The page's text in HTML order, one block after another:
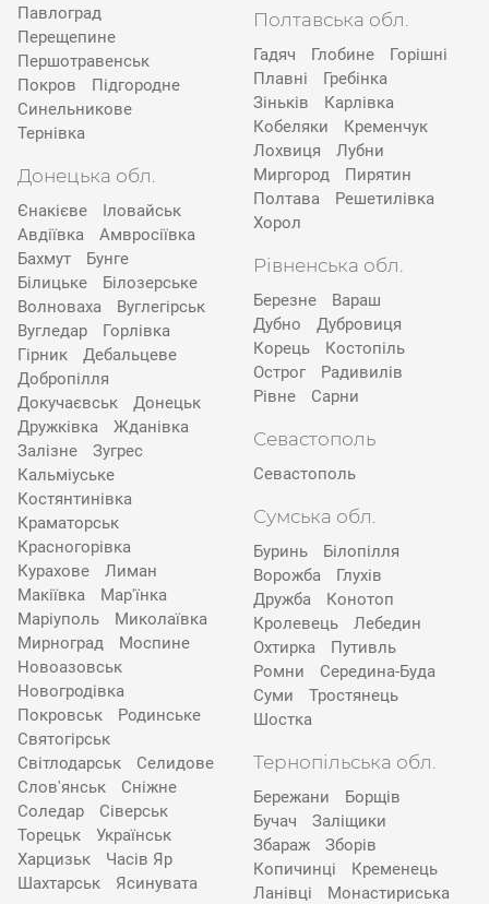
Павлоград
Перещепине
Першотравенськ
Покров
Підгородне
Синельникове
Тернівка
Донецька обл.
Єнакієве
Іловайськ
Авдіївка
Амвросіївка
Бахмут
Бунге
Білицьке
Білозерське
Волноваха
Вуглегірськ
Вугледар
Горлівка
Гірник
Дебальцеве
Добропілля
Докучаєвськ
Донецьк
Дружківка
Жданівка
Залізне
Зугрес
Кальміуське
Костянтинівка
Краматорськ
Красногорівка
Курахове
Лиман
Макіївка
Мар'їнка
Маріуполь
Миколаївка
Мирноград
Моспине
Новоазовськ
Новогродівка
Покровськ
Родинське
Святогірськ
Світлодарськ
Селидове
Слов'янськ
Сніжне
Соледар
Сіверськ
Торецьк
Українськ
Харцизьк
Часів Яр
Шахтарськ
Ясинувата
Полтавська обл.
Гадяч Глобине
Горішні
Плавні
Гребінка
Зіньків
Карлівка
Кобеляки
Кременчук
Лохвиця
Лубни
Миргород
Пирятин
Полтава
Решетилівка
Хорол
Рівненська обл.
Березне
Вараш
Дубно
Дубровиця
Корець
Костопіль
Острог
Радивилів
Рівне
Сарни
Севастополь
Севастополь
Сумська обл.
Буринь
Білопілля
Ворожба
Глухів
Дружба
Конотоп
Кролевець
Лебедин
Охтирка
Путивль
Ромни
Середина-Буда
Суми
Тростянець
Шостка
Тернопільська обл.
Бережани
Борщів
Бучач
Заліщики
Збараж
Зборів
Копичинці
Кременець
Ланівці
Монастириська